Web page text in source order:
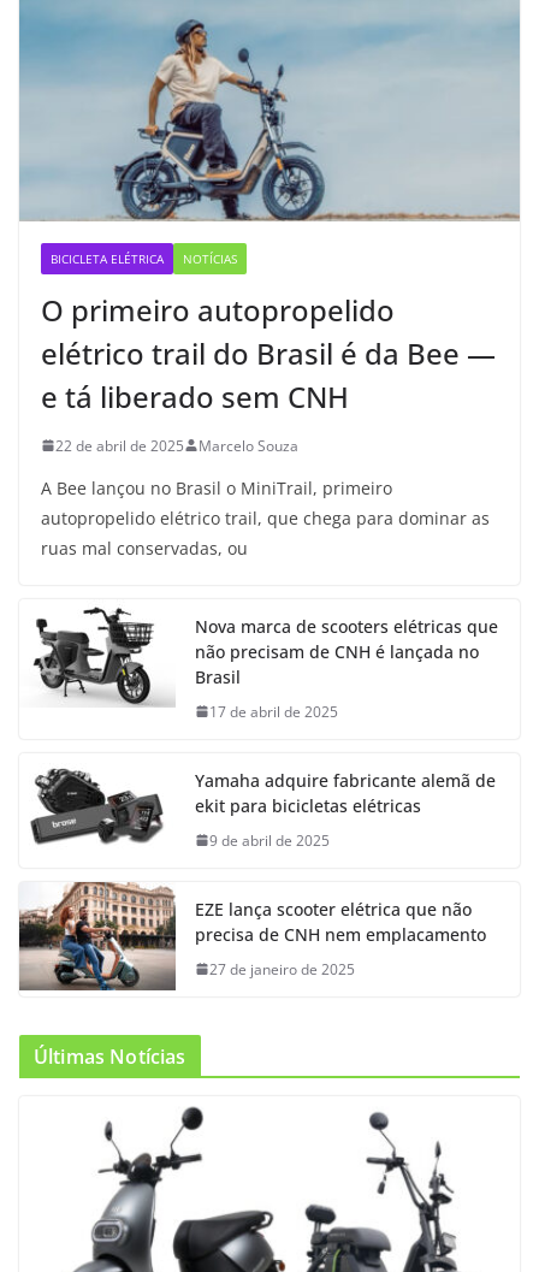
BICICLETA ELÉTRICA NOTÍCIAS
O primeiro autopropelido
elétrico trail do Brasil é da Bee —
e tá liberado sem CNH
22 de abril de 2025 Marcelo Souza
A Bee lançou no Brasil o MiniTrail, primeiro
autopropelido elétrico trail, que chega para dominar as
ruas mal conservadas, ou
Nova marca de scooters elétricas que
não precisam de CNH é lançada no
Brasil
17 de abril de 2025
Yamaha adquire fabricante alemã de
ekit para bicicletas elétricas
9 de abril de 2025
EZE lança scooter elétrica que não
precisa de CNH nem emplacamento
27 de janeiro de 2025
Últimas Notícias